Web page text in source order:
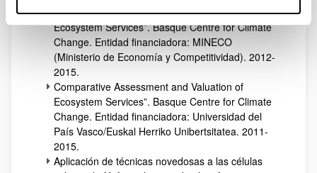
Comparative Assessment and Valuation of
Ecosystem Services”. Basque Centre for Climate
Change. Entidad financiadora: MINECO
(Ministerio de Economía y Competitividad). 2012-
2015.
Comparative Assessment and Valuation of
Ecosystem Services”. Basque Centre for Climate
Change. Entidad financiadora: Universidad del
País Vasco/Euskal Herriko Unibertsitatea. 2011-
2015.
Aplicación de técnicas novedosas a las células